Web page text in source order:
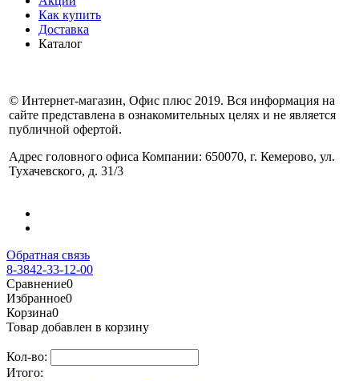
Как купить
Доставка
Каталог
© Интернет-магазин, Офис плюс 2019. Вся информация на
сайте представлена в ознакомительных целях и не является
публичной офертой.
Адрес головного офиса Компании: 650070, г. Кемерово, ул.
Тухачевского, д. 31/3
Обратная связь
8-3842-33-12-00
Сравнение0
Избранное0
Корзина0
Товар добавлен в корзину
Кол-во:
Итого: